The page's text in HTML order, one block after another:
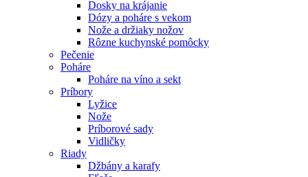
Dosky na krájanie
Dózy a poháre s vekom
Nože a držiaky nožov
Rôzne kuchynské pomôcky
Pečenie
Poháre
Poháre na víno a sekt
Príbory
Lyžice
Nože
Príborové sady
Vidličky
Riady
Džbány a karafy